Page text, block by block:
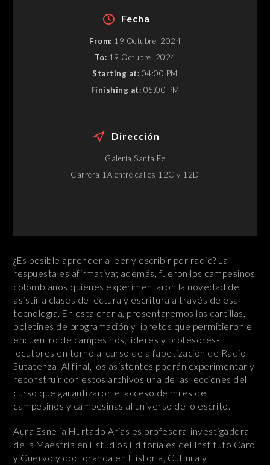
Fecha
From: 19 Octubre, 2024
To: 19 Octubre, 2024
Starting at: 04:00 PM
Finishing at: 05:00 PM
Dirección
Galería Santa Fe
Carrera 1A entre calles 12C y 12D
¿Es posible aprender a leer y escribir por radio? La
respuesta es afirmativa; además, fueron los campesinos
colombianos quienes experimentaron la novedad de
asistir a clases de lectura y escritura a través de esa
tecnología. En esta charla, presentaremos las cartillas,
boletines de programación y libretos que permitieron el
encuentro de campesinos, líderes y profesores-
locutores en torno al curso de alfabetización de Radio
Sutatenza. Al final, los asistentes podrán experimentar y
reconstruir con estos archivos una de las lecciones del
curso que garantizaron el acceso de miles de
campesinos y campesinas al universo de lo escrito.
Aura Esnelia Hurtado Arias es profesora-investigadora
de la Maestría en Estudios Editoriales del Instituto Caro
y Cuervo y doctoranda en Historia, Cultura y